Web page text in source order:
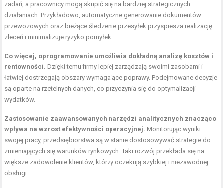
zadań, a pracownicy mogą skupić się na bardziej strategicznych
działaniach. Przykładowo, automatyczne generowanie dokumentów
przewozowych oraz bieżące śledzenie przesyłek przyspiesza realizację
zleceń i minimalizuje ryzyko pomyłek.
Co więcej, oprogramowanie umożliwia dokładną analizę kosztów i
rentowności. Dzięki temu firmy lepiej zarządzają swoimi zasobami i
łatwiej dostrzegają obszary wymagające poprawy. Podejmowane decyzje
są oparte na rzetelnych danych, co przyczynia się do optymalizacji
wydatków.
Zastosowanie zaawansowanych narzędzi analitycznych znacząco
wpływa na wzrost efektywności operacyjnej. Monitorując wyniki
swojej pracy, przedsiębiorstwa są w stanie dostosowywać strategie do
zmieniających się warunków rynkowych. Taki rozwój przekłada się na
większe zadowolenie klientów, którzy oczekują szybkiej i niezawodnej
obsługi.